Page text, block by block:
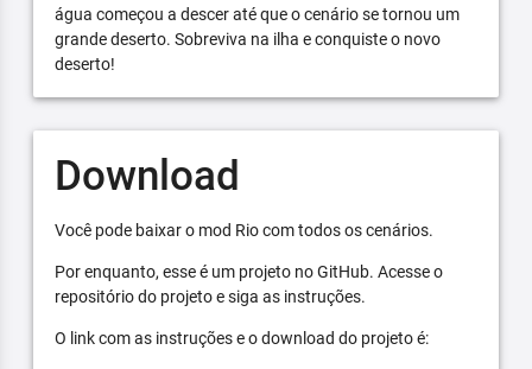
água começou a descer até que o cenário se tornou um
grande deserto. Sobreviva na ilha e conquiste o novo
deserto!
Download
Você pode baixar o mod Rio com todos os cenários.
Por enquanto, esse é um projeto no GitHub. Acesse o
repositório do projeto e siga as instruções.
O link com as instruções e o download do projeto é: